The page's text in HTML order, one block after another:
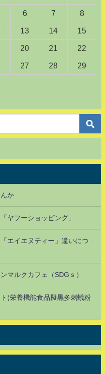
6 7 8
13 14 15
20 21 22
27 28 29
か
ヤフーショッピング」
エイエヌティー」違いにつ
マルクカフェ（SDGｓ）
(栄養機能食品擬黒多刺蟻粉